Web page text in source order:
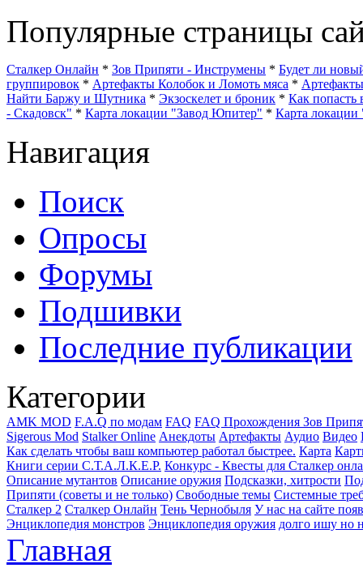
Популярные страницы
Сталкер Онлайн * Зов Припяти - Инструмены * Будет ли
группировок * Артефакты Колобок и Ломоть мяса * Артефакты
Найти Баржу и Шутника * Экзоскелет и броник * Как попасть
- Скадовск" * Карта локации "Завод Юпитер" * Карта
Навигация
Поиск
Опросы
Форумы
Подшивки
Последние публикации
Категории
AMK MOD F.A.Q по модам FAQ FAQ Прохождения Зов
Sigerous Mod Stalker Online Анекдоты Артефакты Аудио Видео
Как сделать чтобы ваш компьютер работал быстрее. Карта
Книги серии С.Т.А.Л.К.Е.Р. Конкурс - Квесты для Сталкер
Описание мутантов Описание оружия Подсказки, хитрости
Припяти (советы и не только) Свободные темы Системные
Сталкер 2 Сталкер Онлайн Тень Чернобыля У нас на сайте
Энциклопедия монстров Энциклопедия оружия долго ишу но
Главная